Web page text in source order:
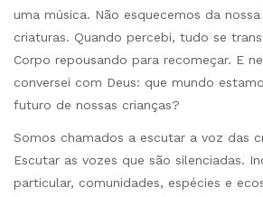
uma música. Não esquecemos da nossa
criaturas. Quando percebi, tudo se
Corpo repousando para recomeçar. E
conversei com Deus: que mundo
futuro de nossas crianças?
Somos chamados a escutar a voz das
Escutar as vozes que são silenciadas.
particular, comunidades, espécies e